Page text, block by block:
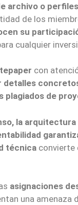
archivo o
de los
su
cualquier
con
detalles
plagiados de
la
técnica convierte
asignaciones
una amenaza